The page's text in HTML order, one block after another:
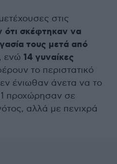
στις
σκέφτηκαν να
τους μετά από
, ενώ 14 γυναίκες
το περιστατικό
ένιωθαν άνετα να το
προχώρησαν σε
αλλά με πενιχρά